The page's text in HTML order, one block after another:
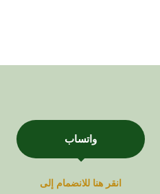
واتساب
انقر هنا للانضمام إلى